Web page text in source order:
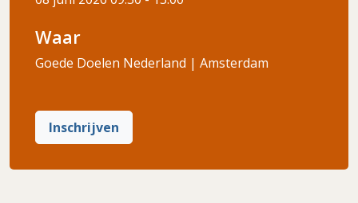
Waar
Goede Doelen Nederland | Amsterdam
Inschrijven